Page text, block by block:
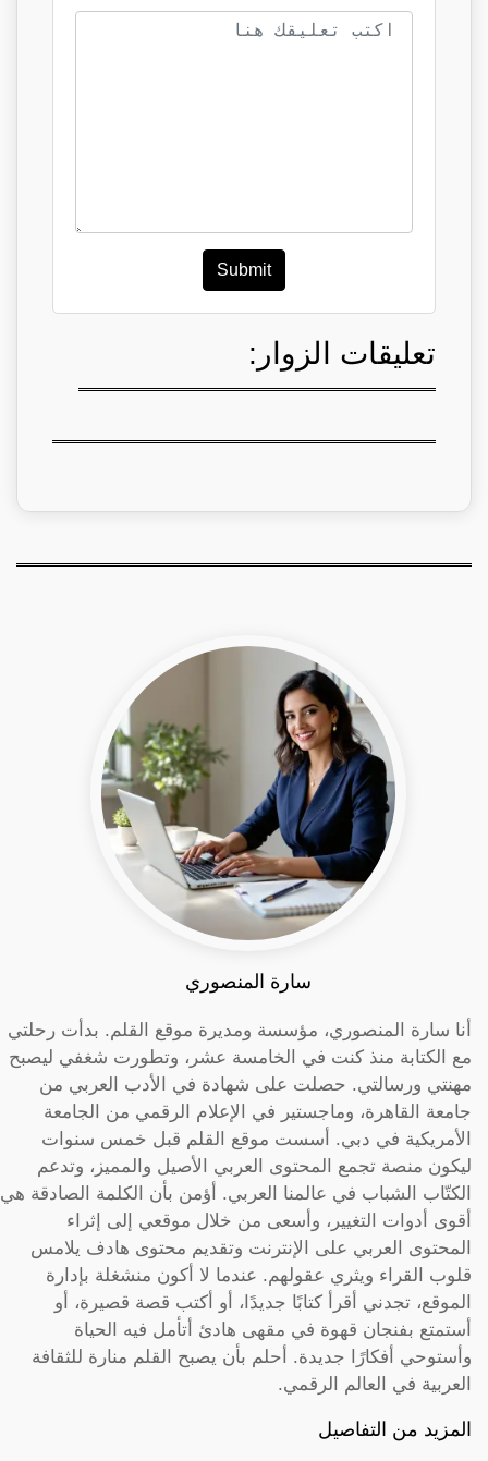
Submit
تعليقات الزوار:
سارة المنصوري
أنا سارة المنصوري، مؤسسة ومديرة موقع القلم. بدأت رحلتي
مع الكتابة منذ كنت في الخامسة عشر، وتطورت شغفي ليصبح
مهنتي ورسالتي. حصلت على شهادة في الأدب العربي من
جامعة القاهرة، وماجستير في الإعلام الرقمي من الجامعة
الأمريكية في دبي. أسست موقع القلم قبل خمس سنوات
ليكون منصة تجمع المحتوى العربي الأصيل والمميز، وتدعم
الكتّاب الشباب في عالمنا العربي. أؤمن بأن الكلمة الصادقة هي
أقوى أدوات التغيير، وأسعى من خلال موقعي إلى إثراء
المحتوى العربي على الإنترنت وتقديم محتوى هادف يلامس
قلوب القراء ويثري عقولهم. عندما لا أكون منشغلة بإدارة
الموقع، تجدني أقرأ كتابًا جديدًا، أو أكتب قصة قصيرة، أو
أستمتع بفنجان قهوة في مقهى هادئ أتأمل فيه الحياة
وأستوحي أفكارًا جديدة. أحلم بأن يصبح القلم منارة للثقافة
العربية في العالم الرقمي.
المزيد من التفاصيل